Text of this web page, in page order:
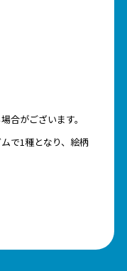
合がございます。
で1種となり、絵柄